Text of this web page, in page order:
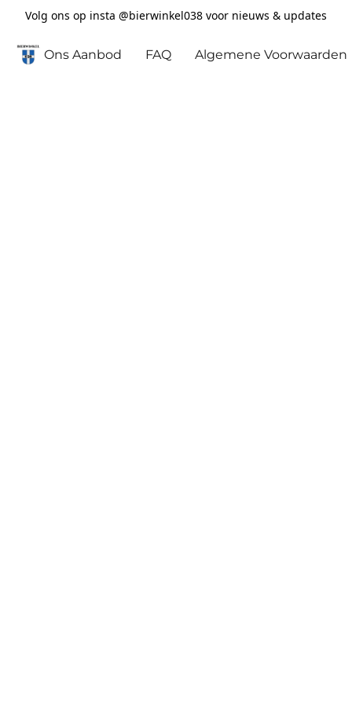
Volg ons op insta @bierwinkel038 voor nieuws & updates
Ons Aanbod FAQ Algemene Voorwaarden